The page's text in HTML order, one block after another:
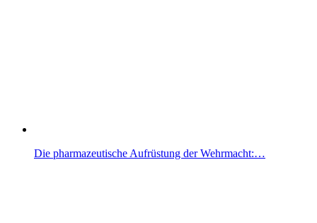
Die pharmazeutische Aufrüstung der Wehrmacht:…